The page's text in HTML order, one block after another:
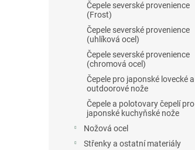
Čepele severské provenience
(Frost)
Čepele severské provenience
(uhlíková ocel)
Čepele severské provenience
(chromová ocel)
Čepele pro japonské lovecké a
outdoorové nože
Čepele a polotovary čepelí pro
japonské kuchyňské nože
Nožová ocel
Střenky a ostatní materiály